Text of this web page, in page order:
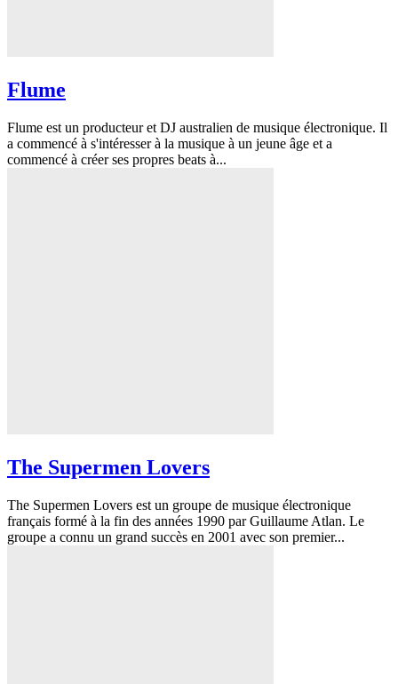
Flume
Flume est un producteur et DJ australien de musique électronique. Il
a commencé à s'intéresser à la musique à un jeune âge et a
commencé à créer ses propres beats à...
The Supermen Lovers
The Supermen Lovers est un groupe de musique électronique
français formé à la fin des années 1990 par Guillaume Atlan. Le
groupe a connu un grand succès en 2001 avec son premier...